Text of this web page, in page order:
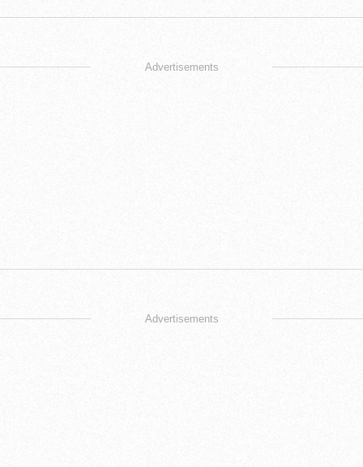
Advertisements
Advertisements